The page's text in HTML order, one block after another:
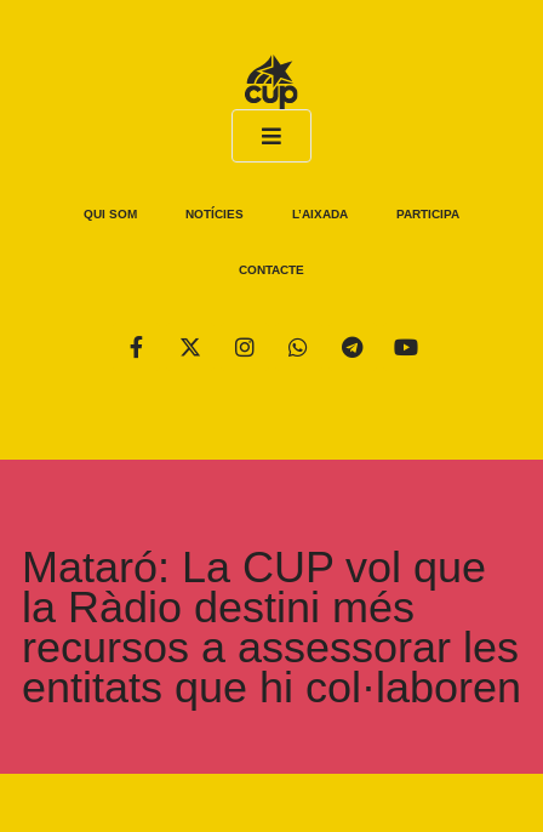
QUI SOM NOTÍCIES L’AIXADA PARTICIPA
CONTACTE
Mataró: La CUP vol que
la Ràdio destini més
recursos a assessorar les
entitats que hi col·laboren